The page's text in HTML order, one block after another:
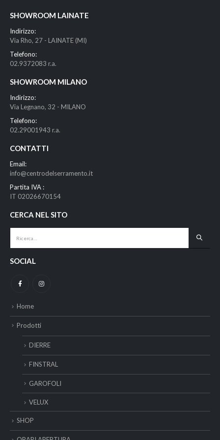
SHOWROOM LAINATE
Indirizzo:
Via Rho, 27 - LAINATE (MI)
Telefono:
02.9372083 r.a.
SHOWROOM MILANO
Indirizzo:
Via Legnano, 32 - MILANO
Telefono:
02.29001943 r.a.
CONTATTI
Email:
info@centrodelserramento.it
Partita IVA :
IT 02026670154
CERCA NEL SITO
SOCIAL
Home
Prodotti
DIERRE
FINSTRAL
GAROFOLI
VELUX
SHOP